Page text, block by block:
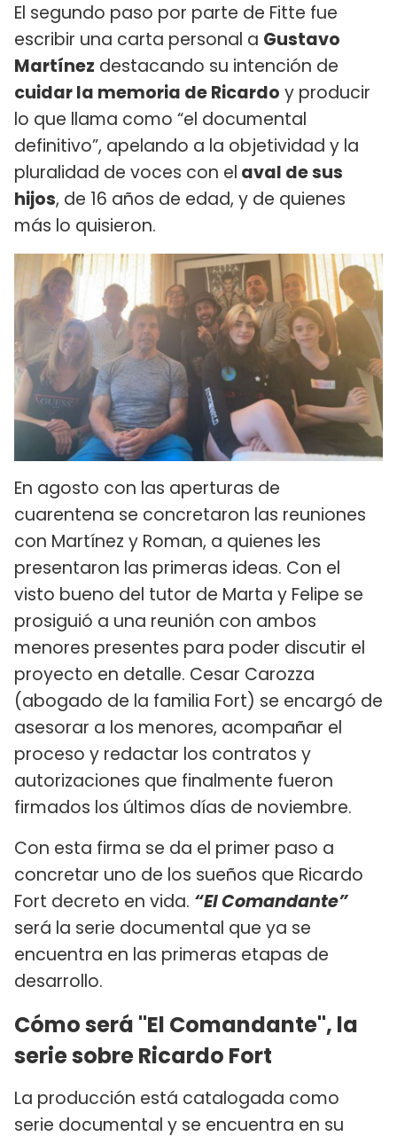
El segundo paso por parte de Fitte fue
escribir una carta personal a Gustavo
Martínez destacando su intención de
cuidar la memoria de Ricardo y producir
lo que llama como “el documental
definitivo”, apelando a la objetividad y la
pluralidad de voces con el aval de sus
hijos, de 16 años de edad, y de quienes
más lo quisieron.
En agosto con las aperturas de
cuarentena se concretaron las reuniones
con Martínez y Roman, a quienes les
presentaron las primeras ideas. Con el
visto bueno del tutor de Marta y Felipe se
prosiguió a una reunión con ambos
menores presentes para poder discutir el
proyecto en detalle. Cesar Carozza
(abogado de la familia Fort) se encargó de
asesorar a los menores, acompañar el
proceso y redactar los contratos y
autorizaciones que finalmente fueron
firmados los últimos días de noviembre.
Con esta firma se da el primer paso a
concretar uno de los sueños que Ricardo
Fort decreto en vida. “El Comandante”
será la serie documental que ya se
encuentra en las primeras etapas de
desarrollo.
Cómo será "El Comandante", la
serie sobre Ricardo Fort
La producción está catalogada como
serie documental y se encuentra en su